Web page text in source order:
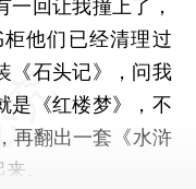
回让我撞上了，
他们已经清理过
《石头记》，问我
是《红楼梦》，不
再翻出一套《水浒
。